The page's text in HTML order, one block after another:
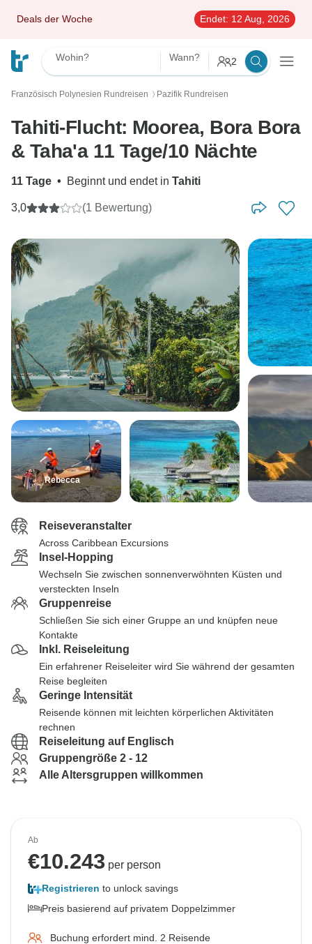
Deals der Woche Endet: 12 Aug, 2026
Wohin? Wann? 2
Französisch Polynesien Rundreisen 〉 Pazifik Rundreisen
Tahiti-Flucht: Moorea, Bora Bora
& Taha'a 11 Tage/10 Nächte
11 Tage • Beginnt und endet in Tahiti
3,0 (1 Bewertung)
Rebecca
Reiseveranstalter
Across Caribbean Excursions
Insel-Hopping
Wechseln Sie zwischen sonnenverwöhnten Küsten und
versteckten Inseln
Gruppenreise
Schließen Sie sich einer Gruppe an und knüpfen neue
Kontakte
Inkl. Reiseleitung
Ein erfahrener Reiseleiter wird Sie während der gesamten
Reise begleiten
Geringe Intensität
Reisende können mit leichten körperlichen Aktivitäten
rechnen
Reiseleitung auf Englisch
Gruppengröße 2 - 12
Alle Altersgruppen willkommen
Ab
€10.243 per person
Registrieren to unlock savings
Preis basierend auf privatem Doppelzimmer
Buchung erfordert mind. 2 Reisende